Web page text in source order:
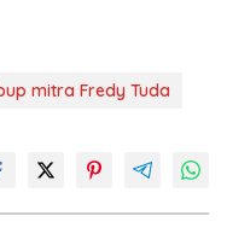
mitra Fredy Tuda